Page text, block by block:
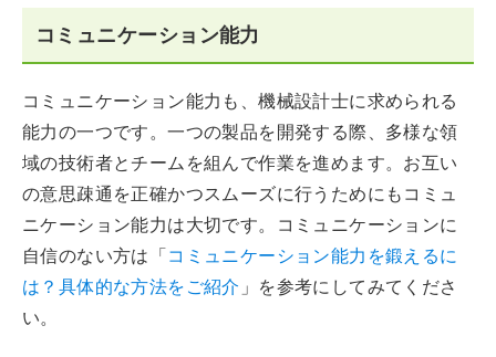
コミュニケーション能力
コミュニケーション能力も、機械設計士に求められる
能力の一つです。一つの製品を開発する際、多様な領
域の技術者とチームを組んで作業を進めます。お互い
の意思疎通を正確かつスムーズに行うためにもコミュ
ニケーション能力は大切です。コミュニケーションに
自信のない方は「コミュニケーション能力を鍛えるに
は？具体的な方法をご紹介 」を参考にしてみてくださ
い。